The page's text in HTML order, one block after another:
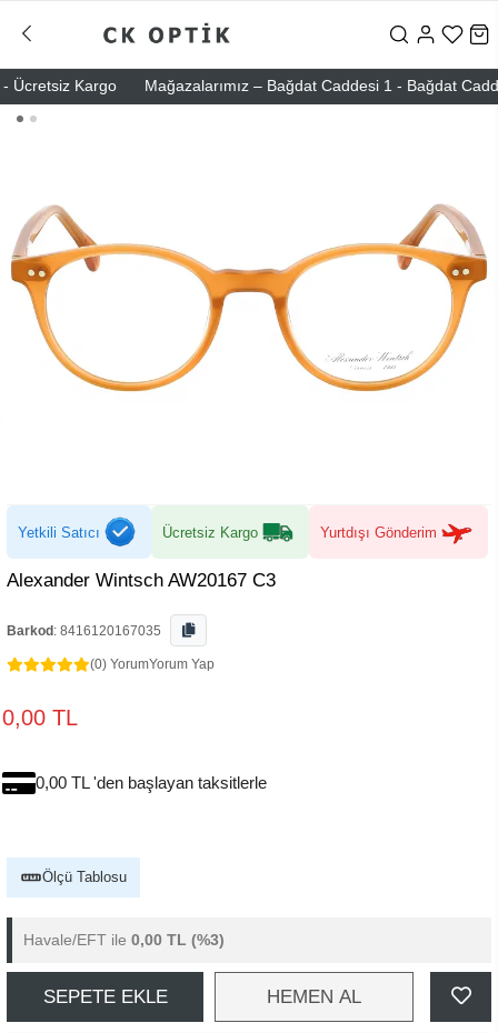
Kargo Mağazalarımız – Bağdat Caddesi 1 - Bağdat
Yetkili Satıcı Ücretsiz Kargo Yurtdışı Gönderim
Alexander Wintsch AW20167 C3
Barkod : 8416120167035
(0) YorumYorum Yap
0,00 TL
0,00 TL 'den başlayan taksitlerle
Ölçü Tablosu
Havale/EFT ile 0,00 TL (%3)
SEPETE EKLE HEMEN AL